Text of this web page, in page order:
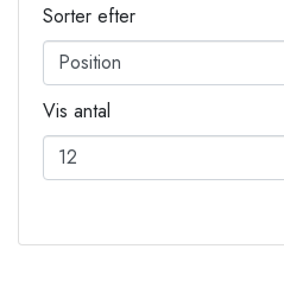
Sorter efter
Vis antal